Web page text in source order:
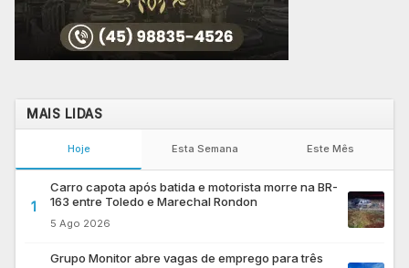
MAIS LIDAS
Hoje Esta Semana Este Mês
1
Carro capota após batida e motorista morre na BR-
163 entre Toledo e Marechal Rondon
5 Ago 2026
Grupo Monitor abre vagas de emprego para três